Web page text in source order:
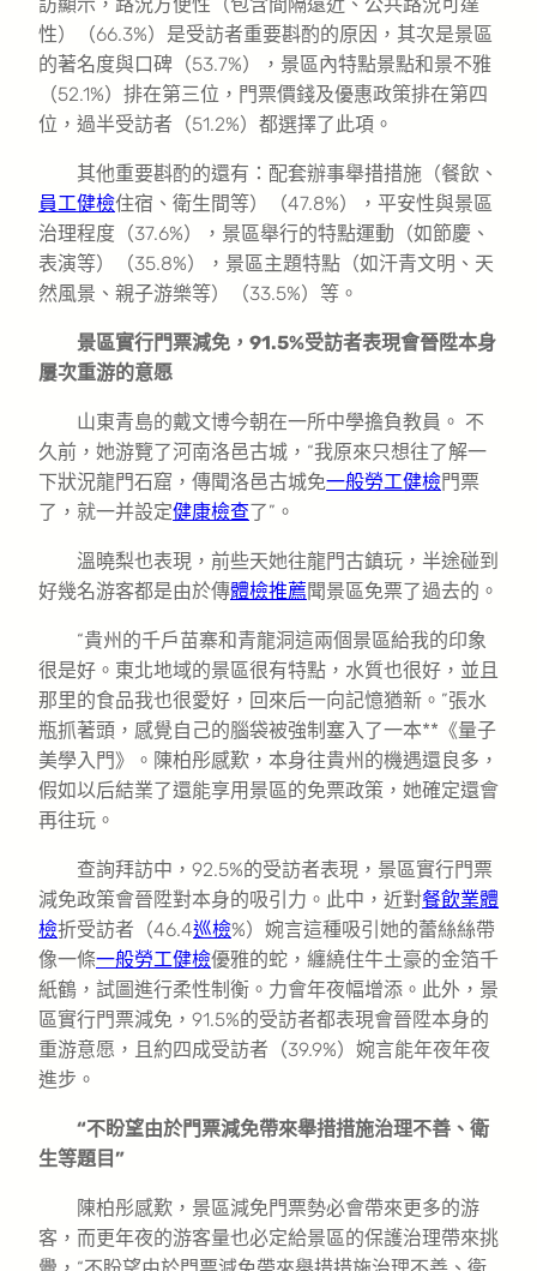
性）（66.3%）是受訪者重要斟酌的原因，其次是景區
的著名度與口碑（53.7%），景區內特點景點和景不雅
（52.1%）排在第三位，門票價錢及優惠政策排在第四
位，過半受訪者（51.2%）都選擇了此項。
其他重要斟酌的還有：配套辦事舉措措施（餐飲、
員工健檢住宿、衛生間等）（47.8%），平安性與景區
治理程度（37.6%），景區舉行的特點運動（如節慶、
表演等）（35.8%），景區主題特點（如汗青文明、天
然風景、親子游樂等）（33.5%）等。
景區實行門票減免，91.5%受訪者表現會晉陞本身
屢次重游的意愿
山東青島的戴文博今朝在一所中學擔負教員。 不
久前，她游覽了河南洛邑古城，“我原來只想往了解一
下狀況龍門石窟，傳聞洛邑古城免一般勞工健檢門票
了，就一并設定健康檢查了”。
溫曉梨也表現，前些天她往龍門古鎮玩，半途碰到
好幾名游客都是由於傳體檢推薦聞景區免票了過去的。
“貴州的千戶苗寨和青龍洞這兩個景區給我的印象
很是好。東北地域的景區很有特點，水質也很好，並且
那里的食品我也很愛好，回來后一向記憶猶新。”張水
瓶抓著頭，感覺自己的腦袋被強制塞入了一本**《量子
美學入門》。陳柏彤感歎，本身往貴州的機遇還良多，
假如以后結業了還能享用景區的免票政策，她確定還會
再往玩。
查詢拜訪中，92.5%的受訪者表現，景區實行門票
減免政策會晉陞對本身的吸引力。此中，近對餐飲業體
檢折受訪者（46.4巡檢%）婉言這種吸引她的蕾絲絲帶
像一條一般勞工健檢優雅的蛇，纏繞住牛土豪的金箔千
紙鶴，試圖進行柔性制衡。力會年夜幅增添。此外，景
區實行門票減免，91.5%的受訪者都表現會晉陞本身的
重游意愿，且約四成受訪者（39.9%）婉言能年夜年夜
進步。
“不盼望由於門票減免帶來舉措措施治理不善、衛
生等題目”
陳柏彤感歎，景區減免門票勢必會帶來更多的游
客，而更年夜的游客量也必定給景區的保護治理帶來挑